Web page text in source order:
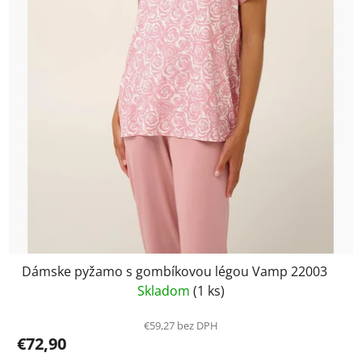
Dámske pyžamo s gombíkovou légou Vamp 22003
Skladom (1 ks)
€59,27 bez DPH
€72,90